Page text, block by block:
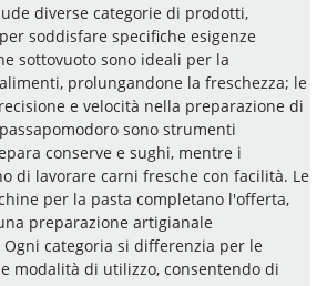
diverse categorie di prodotti,
soddisfare specifiche esigenze
sottovuoto sono ideali per la
prolungandone la freschezza; le
e velocità nella preparazione di
sono strumenti
conserve e sughi, mentre i
di lavorare carni fresche con facilità. Le
per la pasta completano l'offerta,
preparazione artigianale
categoria si differenzia per le
modalità di utilizzo, consentendo di